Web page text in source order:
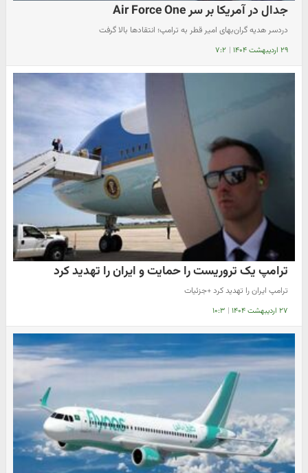
جدال در آمریکا بر سر Air Force One
دردسر هدیه گران‌بهای امیر قطر به ترامپ؛ انتقادها بالا گرفت
۲۹ اردیبهشت ۱۴۰۴ | ۷:۲
ترامپ یک تروریست را حمایت و ایران را تهدید کرد
ترامپ ایران را تهدید کرد +جزئیات
۲۷ اردیبهشت ۱۴۰۴ | ۱۰:۳